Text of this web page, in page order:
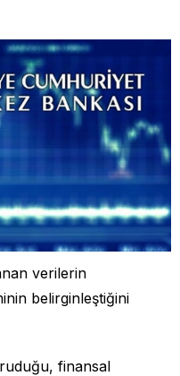
verilerin
belirginleştiğini
finansal